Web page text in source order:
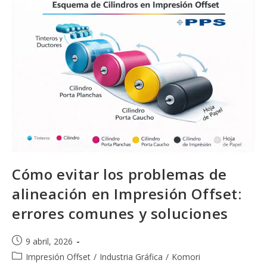
Cómo evitar los problemas de
alineación en Impresión Offset:
errores comunes y soluciones
Publicación
de
9 abril, 2026
Categoría
Impresión Offset / Industria Gráfica / Komori